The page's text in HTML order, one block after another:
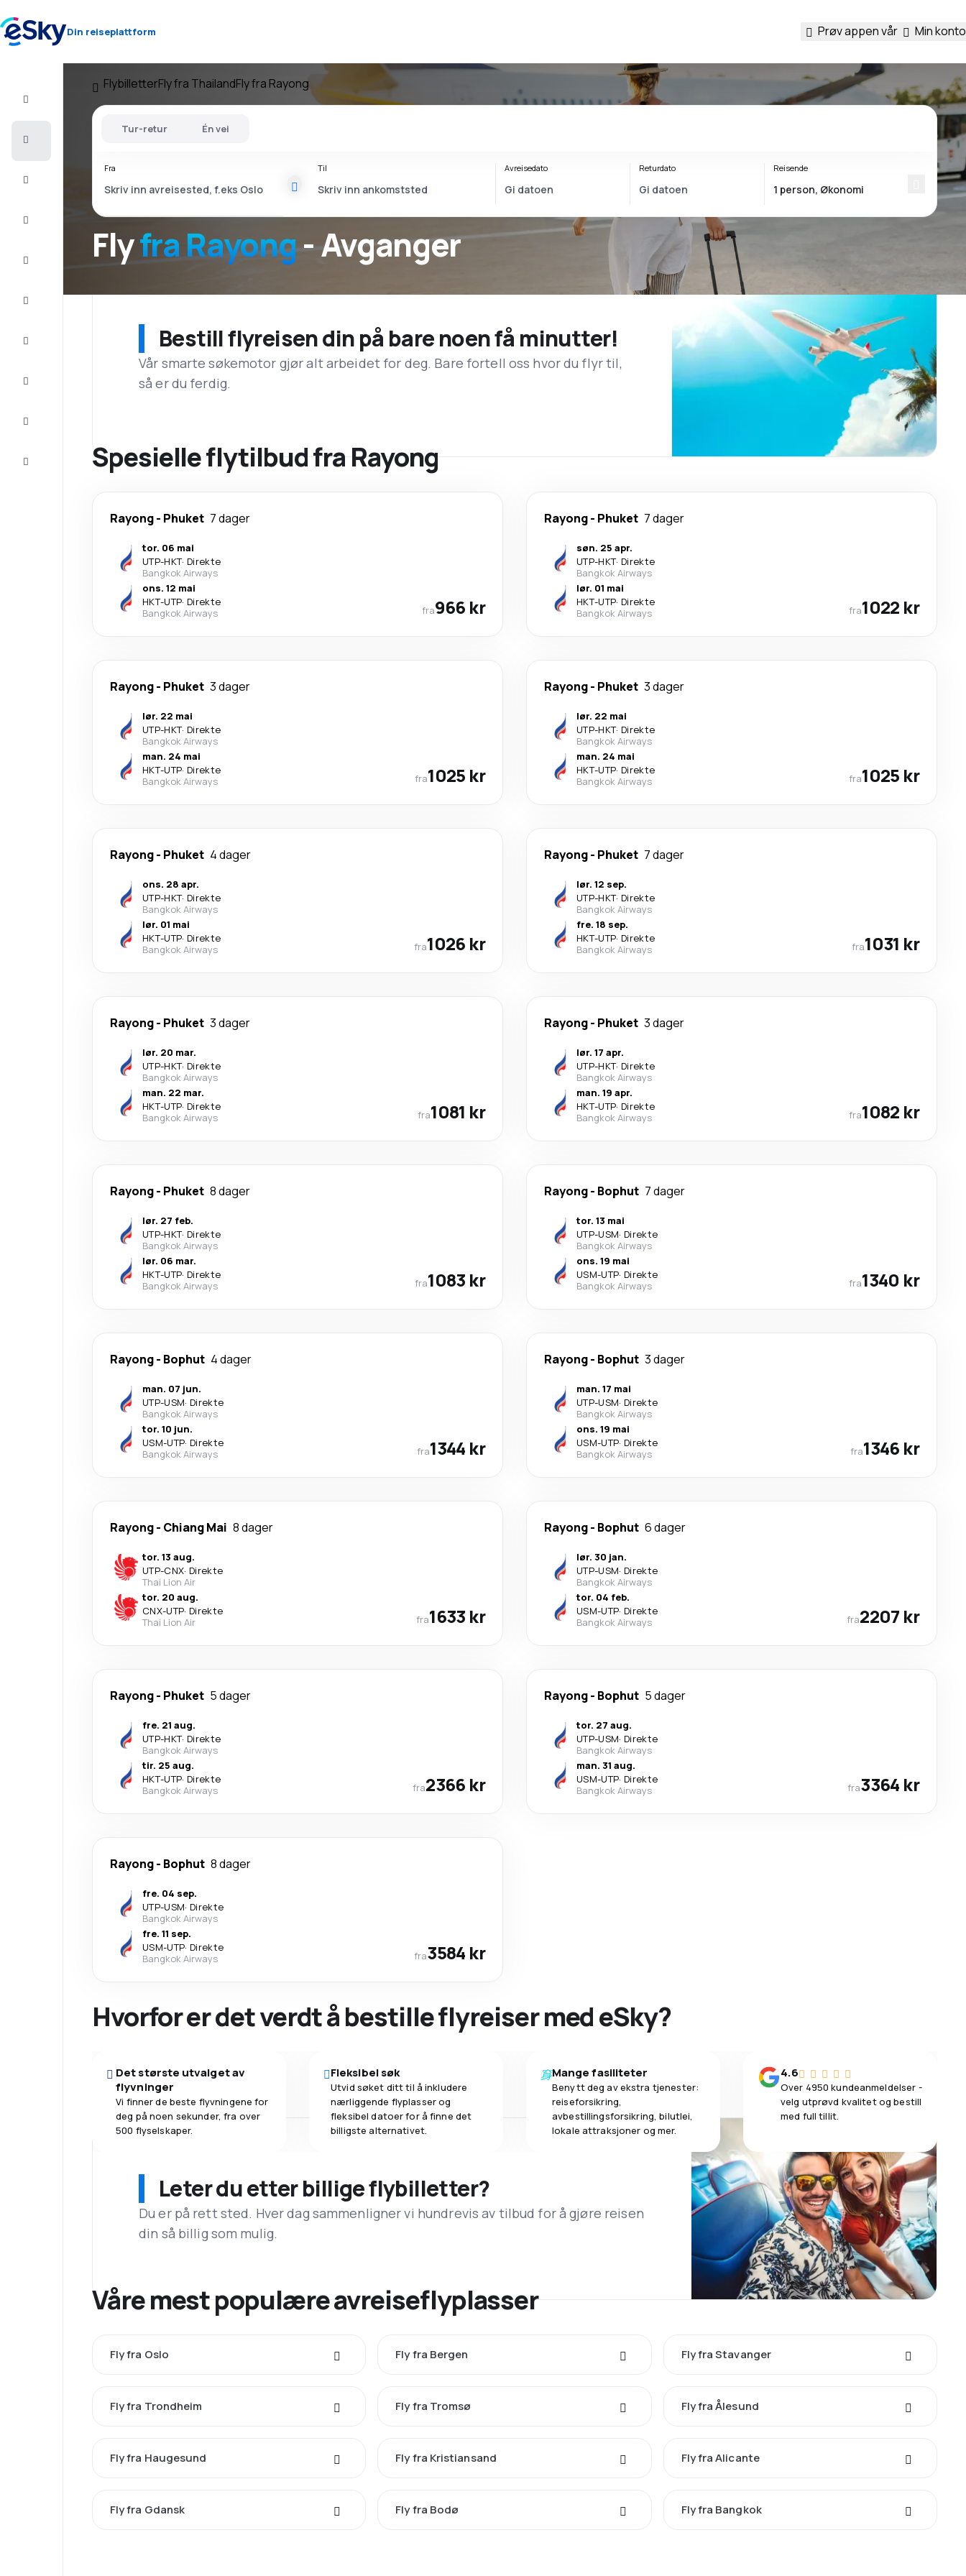
Din reiseplattform Prøv appen vår Min konto
FlybilletterFly fra ThailandFly fra Rayong
Flyfra Rayong- Avganger
Tur-retur Én vei
Fra Til Avreisedato Returdato Reisende
Bestill flyreisen din på bare noen få minutter!
Vår smarte søkemotor gjør alt arbeidet for deg. Bare fortell oss hvor du flyr til,
så er du ferdig.
Spesielle flytilbud fra Rayong
Rayong- Phuket 7 dager
tor. 06 mai
UTP-HKT· Direkte
Bangkok Airways
ons. 12 mai
HKT-UTP· Direkte
Bangkok Airways
fra966 kr
Rayong- Phuket 7 dager
søn. 25 apr.
UTP-HKT· Direkte
Bangkok Airways
lør. 01 mai
HKT-UTP· Direkte
Bangkok Airways
fra1022 kr
Rayong- Phuket 3 dager
lør. 22 mai
UTP-HKT· Direkte
Bangkok Airways
man. 24 mai
HKT-UTP· Direkte
Bangkok Airways
fra1025 kr
Rayong- Phuket 3 dager
lør. 22 mai
UTP-HKT· Direkte
Bangkok Airways
man. 24 mai
HKT-UTP· Direkte
Bangkok Airways
fra1025 kr
Rayong- Phuket 4 dager
ons. 28 apr.
UTP-HKT· Direkte
Bangkok Airways
lør. 01 mai
HKT-UTP· Direkte
Bangkok Airways
fra1026 kr
Rayong- Phuket 7 dager
lør. 12 sep.
UTP-HKT· Direkte
Bangkok Airways
fre. 18 sep.
HKT-UTP· Direkte
Bangkok Airways
fra1031 kr
Rayong- Phuket 3 dager
lør. 20 mar.
UTP-HKT· Direkte
Bangkok Airways
man. 22 mar.
HKT-UTP· Direkte
Bangkok Airways
fra1081 kr
Rayong- Phuket 3 dager
lør. 17 apr.
UTP-HKT· Direkte
Bangkok Airways
man. 19 apr.
HKT-UTP· Direkte
Bangkok Airways
fra1082 kr
Rayong- Phuket 8 dager
lør. 27 feb.
UTP-HKT· Direkte
Bangkok Airways
lør. 06 mar.
HKT-UTP· Direkte
Bangkok Airways
fra1083 kr
Rayong- Bophut 7 dager
tor. 13 mai
UTP-USM· Direkte
Bangkok Airways
ons. 19 mai
USM-UTP· Direkte
Bangkok Airways
fra1340 kr
Rayong- Bophut 4 dager
man. 07 jun.
UTP-USM· Direkte
Bangkok Airways
tor. 10 jun.
USM-UTP· Direkte
Bangkok Airways
fra1344 kr
Rayong- Bophut 3 dager
man. 17 mai
UTP-USM· Direkte
Bangkok Airways
ons. 19 mai
USM-UTP· Direkte
Bangkok Airways
fra1346 kr
Rayong- Chiang Mai 8 dager
tor. 13 aug.
UTP-CNX· Direkte
Thai Lion Air
tor. 20 aug.
CNX-UTP· Direkte
Thai Lion Air
fra1633 kr
Rayong- Bophut 6 dager
lør. 30 jan.
UTP-USM· Direkte
Bangkok Airways
tor. 04 feb.
USM-UTP· Direkte
Bangkok Airways
fra2207 kr
Rayong- Phuket 5 dager
fre. 21 aug.
UTP-HKT· Direkte
Bangkok Airways
tir. 25 aug.
HKT-UTP· Direkte
Bangkok Airways
fra2366 kr
Rayong- Bophut 5 dager
tor. 27 aug.
UTP-USM· Direkte
Bangkok Airways
man. 31 aug.
USM-UTP· Direkte
Bangkok Airways
fra3364 kr
Rayong- Bophut 8 dager
fre. 04 sep.
UTP-USM· Direkte
Bangkok Airways
fre. 11 sep.
USM-UTP· Direkte
Bangkok Airways
fra3584 kr
Hvorfor er det verdt å bestille flyreiser med eSky?
Det største utvalget av
flyvninger
Vi finner de beste flyvningene for
deg på noen sekunder, fra over
500 flyselskaper.
Fleksibel søk
Utvid søket ditt til å inkludere
nærliggende flyplasser og
fleksibel datoer for å finne det
billigste alternativet.
Mange fasiliteter
Benytt deg av ekstra tjenester:
reiseforsikring,
avbestillingsforsikring, bilutlei,
lokale attraksjoner og mer.
4.6
Over 4950 kundeanmeldelser -
velg utprøvd kvalitet og bestill
med full tillit.
Leter du etter billige flybilletter?
Du er på rett sted. Hver dag sammenligner vi hundrevis av tilbud for å gjøre reisen
din så billig som mulig.
Våre mest populære avreiseflyplasser
Fly fra Oslo Fly fra Bergen Fly fra Stavanger
Fly fra Trondheim Fly fra Tromsø Fly fra Ålesund
Fly fra Haugesund Fly fra Kristiansand Fly fra Alicante
Fly fra Gdansk Fly fra Bodø Fly fra Bangkok